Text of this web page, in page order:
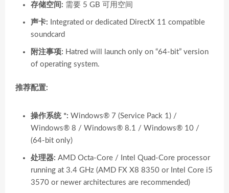
存储空间: 需要 5 GB 可用空间
声卡: Integrated or dedicated DirectX 11 compatible
soundcard
附注事项: Hatred will launch only on “64-bit” version
of operating system.
推荐配置:
操作系统 *: Windows® 7 (Service Pack 1) /
Windows® 8 / Windows® 8.1 / Windows® 10 /
(64-bit only)
处理器: AMD Octa-Core / Intel Quad-Core processor
running at 3.4 GHz (AMD FX X8 8350 or Intel Core i5
3570 or newer architectures are recommended)